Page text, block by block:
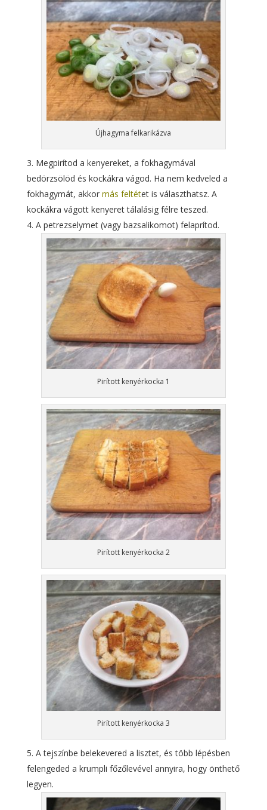
Újhagyma felkarikázva
Megpirítod a kenyereket, a fokhagymával
bedörzsölöd és kockákra vágod. Ha nem kedveled a
fokhagymát, akkor más feltétet is választhatsz. A
kockákra vágott kenyeret tálalásig félre teszed.
A petrezselymet (vagy bazsalikomot) felaprítod.
Pirított kenyérkocka 1
Pirított kenyérkocka 2
Pirított kenyérkocka 3
A tejszínbe belekevered a lisztet, és több lépésben
felengeded a krumpli főzőlevével annyira, hogy önthető
legyen.